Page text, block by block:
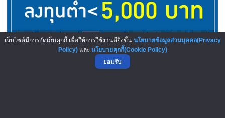
เว็บไซต์มีการจัดเก็บคุกกี้ เพื่อให้การใช้งานดียิ่งขึ้น นโยบายข้อมูลส่วนบุคคล(Privacy
Policy)และ นโยบายคุกกี้(Cookie Policy)
ยอมรับ